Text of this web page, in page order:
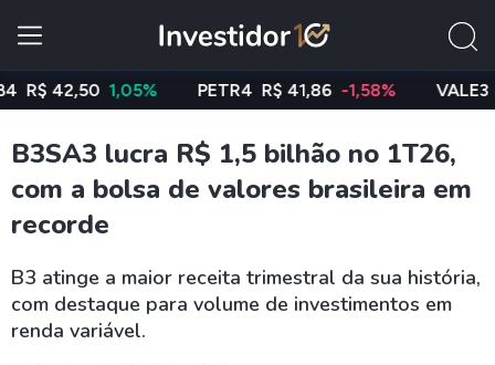
42,50 1,05% PETR4 R$ 41,86 -1,58% VALE3 R$
B3SA3 lucra R$ 1,5 bilhão no 1T26,
com a bolsa de valores brasileira em
recorde
B3 atinge a maior receita trimestral da sua história,
com destaque para volume de investimentos em
renda variável.